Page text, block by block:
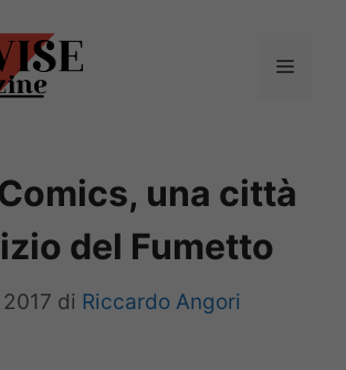
Menu
una città
del Fumetto
di Riccardo Angori